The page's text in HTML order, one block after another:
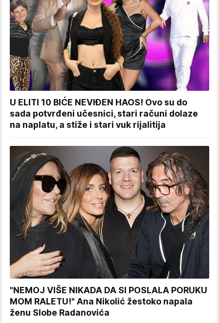
U ELITI 10 BIĆE NEVIĐEN HAOS! Ovo su do
sada potvrđeni učesnici, stari računi dolaze
na naplatu, a stiže i stari vuk rijalitija
"NEMOJ VIŠE NIKADA DA SI POSLALA PORUKU
MOM RALETU!" Ana Nikolić žestoko napala
ženu Slobe Radanovića